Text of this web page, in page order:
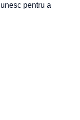
pentru a